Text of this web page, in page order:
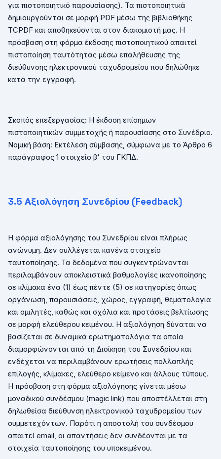
για πιστοποιητικό παρουσίασης). Τα πιστοποιητικά
δημιουργούνται σε μορφή PDF μέσω της βιβλιοθήκης
TCPDF και αποθηκεύονται στον διακομιστή μας. Η
πρόσβαση στη φόρμα έκδοσης πιστοποιητικού απαιτεί
πιστοποίηση ταυτότητας μέσω επαλήθευσης της
διεύθυνσης ηλεκτρονικού ταχυδρομείου που δηλώθηκε
κατά την εγγραφή.
Σκοπός επεξεργασίας: Η έκδοση επίσημων
πιστοποιητικών συμμετοχής ή παρουσίασης στο Συνέδριο.
Νομική βάση: Εκτέλεση σύμβασης, σύμφωνα με το Άρθρο 6
παράγραφος 1 στοιχείο β' του ΓΚΠΔ.
3.5 Αξιολόγηση Συνεδρίου (Feedback)
Η φόρμα αξιολόγησης του Συνεδρίου είναι πλήρως
ανώνυμη. Δεν συλλέγεται κανένα στοιχείο
ταυτοποίησης. Τα δεδομένα που συγκεντρώνονται
περιλαμβάνουν αποκλειστικά βαθμολογίες ικανοποίησης
σε κλίμακα ένα (1) έως πέντε (5) σε κατηγορίες όπως
οργάνωση, παρουσιάσεις, χώρος, εγγραφή, θεματολογία
και ομιλητές, καθώς και σχόλια και προτάσεις βελτίωσης
σε μορφή ελεύθερου κειμένου. Η αξιολόγηση δύναται να
βασίζεται σε δυναμικά ερωτηματολόγια τα οποία
διαμορφώνονται από τη Διοίκηση του Συνεδρίου και
ενδέχεται να περιλαμβάνουν ερωτήσεις πολλαπλής
επιλογής, κλίμακες, ελεύθερο κείμενο και άλλους τύπους.
Η πρόσβαση στη φόρμα αξιολόγησης γίνεται μέσω
μοναδικού συνδέσμου (magic link) που αποστέλλεται στη
δηλωθείσα διεύθυνση ηλεκτρονικού ταχυδρομείου των
συμμετεχόντων. Παρότι η αποστολή του συνδέσμου
απαιτεί email , οι απαντήσεις δεν συνδέονται με τα
στοιχεία ταυτοποίησης του υποκειμένου.